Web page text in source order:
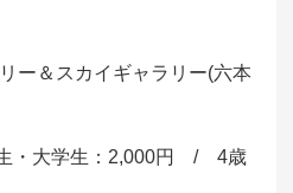
ー＆スカイギャラリー(六本
・大学生：2,000円 / 4歳